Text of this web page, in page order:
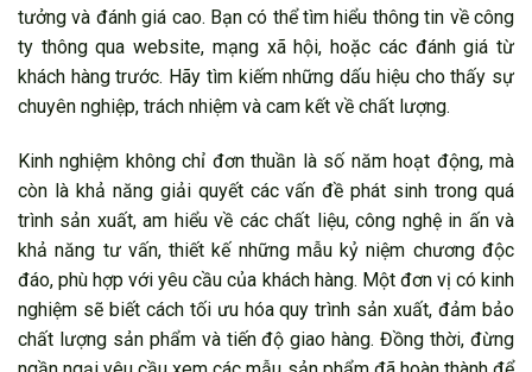
tưởng và đánh giá cao. Bạn có thể tìm hiểu thông tin về công
ty thông qua website, mạng xã hội, hoặc các đánh giá từ
khách hàng trước. Hãy tìm kiếm những dấu hiệu cho thấy sự
chuyên nghiệp, trách nhiệm và cam kết về chất lượng.
Kinh nghiệm không chỉ đơn thuần là số năm hoạt động, mà
còn là khả năng giải quyết các vấn đề phát sinh trong quá
trình sản xuất, am hiểu về các chất liệu, công nghệ in ấn và
khả năng tư vấn, thiết kế những mẫu kỷ niệm chương độc
đáo, phù hợp với yêu cầu của khách hàng. Một đơn vị có kinh
nghiệm sẽ biết cách tối ưu hóa quy trình sản xuất, đảm bảo
chất lượng sản phẩm và tiến độ giao hàng. Đồng thời, đừng